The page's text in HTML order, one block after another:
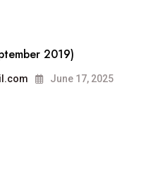
2019)
June 17, 2025